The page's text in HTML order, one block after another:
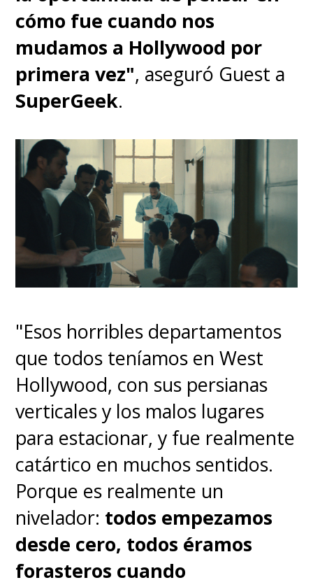
cómo fue cuando nos
mudamos a Hollywood por
primera vez", aseguró Guest a
SuperGeek.
"Esos horribles departamentos
que todos teníamos en West
Hollywood, con sus persianas
verticales y los malos lugares
para estacionar, y fue realmente
catártico en muchos sentidos.
Porque es realmente un
nivelador: todos empezamos
desde cero, todos éramos
forasteros cuando